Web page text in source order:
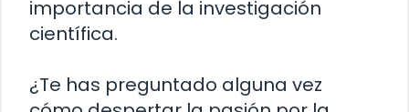
importancia de la investigación
científica.
¿Te has preguntado alguna vez